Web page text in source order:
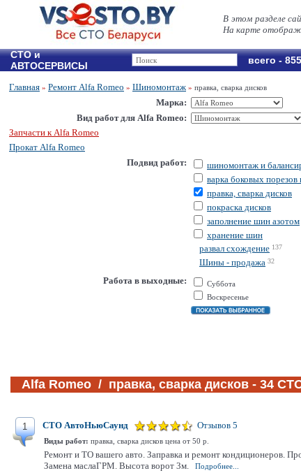
В этом разделе
На карте
СТО и
АВТОСЕРВИСЫ
всего - 855
Главная » Ремонт Alfa Romeo » Шиномонтаж » правка, сварка дисков
Марка:
Вид работ для Alfa Romeo:
Запчасти к Alfa Romeo
Прокат Alfa Romeo
Подвид работ:
шиномонтаж и
варка боковых
правка, сварка дисков
покраска дисков
заполнение шин азотом
хранение шин
развал схождение 137
Шины - продажа 32
Работа в выходные:
Суббота
Воскресенье
Alfa Romeo / правка, сварка дисков - 34
1 СТО АвтоНьюСаунд Отзывов 5
Виды работ: правка, сварка дисков цена от 50 р.
Ремонт и ТО вашего авто. Заправка и ремонт кондиционеров.
Замена маслаГРМ. Высота ворот 3м.
Подробнее...